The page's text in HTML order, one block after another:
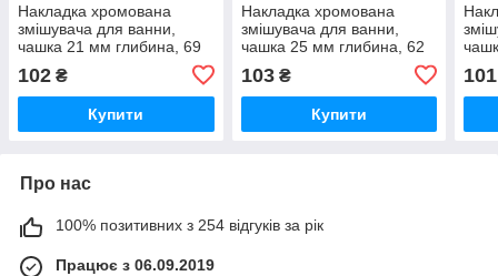
Накладка хромована
змішувача для ванни,
чашка 21 мм глибина, 69
мм діаметр отвір 3/4" три
четвертих декоративна
102 ₴
Купити
Накладка хромована
змішувача для ванни,
чашка 25 мм глибина, 62
мм діаметр отвір 3/4" три
четвертих декоративна
103₴
Купити
101
Про нас
100% позитивних з 254 відгуків за рік
Працює з 06.09.2019